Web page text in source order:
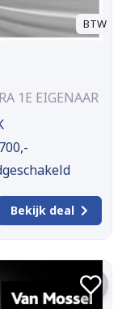
BTW
1E EIGENAAR
Bekijk deal